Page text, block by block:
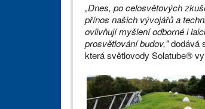
„Dnes, po celosvětových
přínos našich vývojářů a
ovlivňují myšlení odborné i
prosvětlování budov,"dodává
která světlovody Solatube®